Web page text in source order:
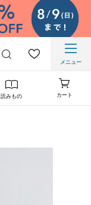
メニュー
読みもの カート